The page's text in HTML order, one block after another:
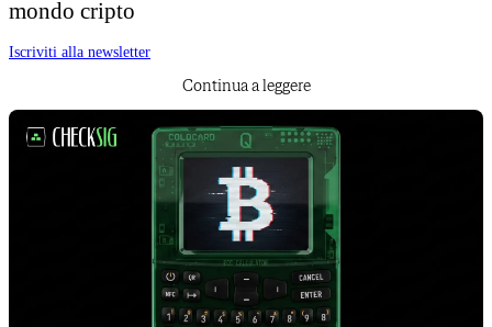
mondo cripto
Iscriviti alla newsletter
Continua a leggere